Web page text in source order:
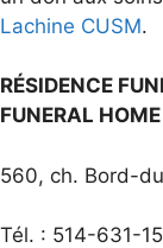
Lachine CUSM.
RÉSIDENCE
FUNERAL HOME
560, ch. Bord-
Tél. : 514-631-